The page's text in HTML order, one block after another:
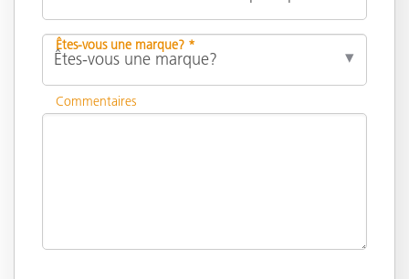
Êtes-vous une marque? *
Commentaires